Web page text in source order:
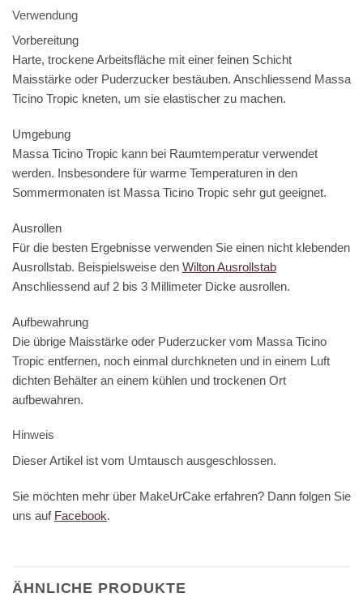
Verwendung
Vorbereitung
Harte, trockene Arbeitsfläche mit einer feinen Schicht
Maisstärke oder Puderzucker bestäuben. Anschliessend Massa
Ticino Tropic kneten, um sie elastischer zu machen.
Umgebung
Massa Ticino Tropic kann bei Raumtemperatur verwendet
werden. Insbesondere für warme Temperaturen in den
Sommermonaten ist Massa Ticino Tropic sehr gut geeignet.
Ausrollen
Für die besten Ergebnisse verwenden Sie einen nicht klebenden
Ausrollstab. Beispielsweise den Wilton Ausrollstab
Anschliessend auf 2 bis 3 Millimeter Dicke ausrollen.
Aufbewahrung
Die übrige Maisstärke oder Puderzucker vom Massa Ticino
Tropic entfernen, noch einmal durchkneten und in einem Luft
dichten Behälter an einem kühlen und trockenen Ort
aufbewahren.
Hinweis
Dieser Artikel ist vom Umtausch ausgeschlossen.
Sie möchten mehr über MakeUrCake erfahren? Dann folgen Sie
uns auf Facebook.
ÄHNLICHE PRODUKTE